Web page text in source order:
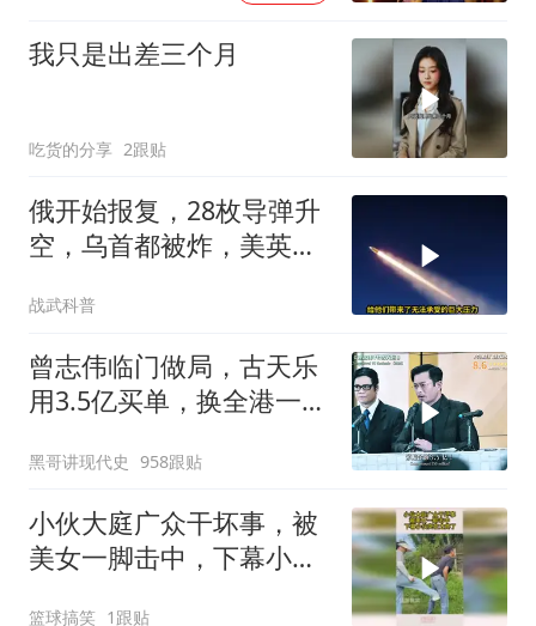
我只是出差三个月
吃货的分享 2跟贴
俄开始报复，28枚导弹升
空，乌首都被炸，美英法
战武科普
曾志伟临门做局，古天乐
用3.5亿买单，换全港一声
黑哥讲现代史 958跟贴
小伙大庭广众干坏事，被
美女一脚击中，下幕小伙
篮球搞笑 1跟贴